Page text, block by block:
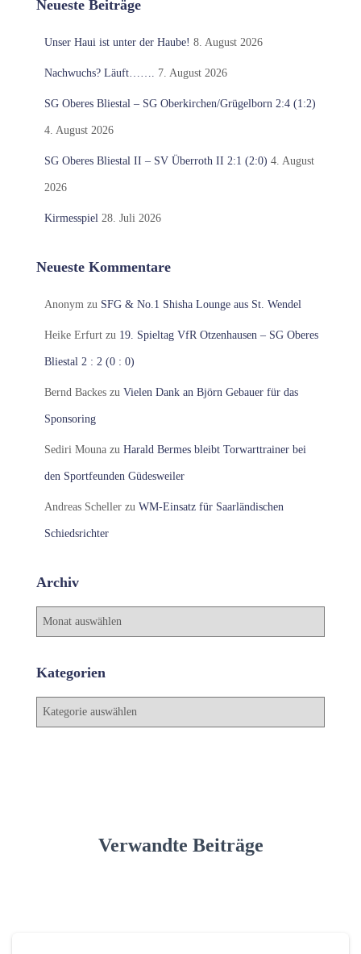
Neueste Beiträge
Unser Haui ist unter der Haube! 8. August 2026
Nachwuchs? Läuft……. 7. August 2026
SG Oberes Bliestal – SG Oberkirchen/Grügelborn 2:4 (1:2)
4. August 2026
SG Oberes Bliestal II – SV Überroth II 2:1 (2:0) 4. August
2026
Kirmesspiel 28. Juli 2026
Neueste Kommentare
Anonym zu SFG & No.1 Shisha Lounge aus St. Wendel
Heike Erfurt zu 19. Spieltag VfR Otzenhausen – SG Oberes
Bliestal 2 : 2 (0 : 0)
Bernd Backes zu Vielen Dank an Björn Gebauer für das
Sponsoring
Sediri Mouna zu Harald Bermes bleibt Torwarttrainer bei
den Sportfeunden Güdesweiler
Andreas Scheller zu WM-Einsatz für Saarländischen
Schiedsrichter
Archiv
A
h
Kategorien
K
Verwandte Beiträge